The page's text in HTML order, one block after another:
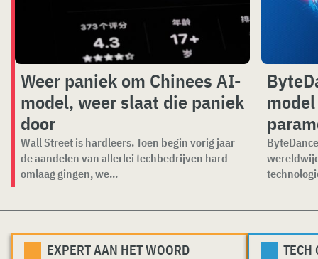
Weer paniek om Chinees AI-
model, weer slaat die paniek
door
Wall Street is hardleers. Toen begin vorig jaar
de aandelen van allerlei techbedrijven hard
omlaag gingen, we...
EXPERT AAN HET WOORD TECH